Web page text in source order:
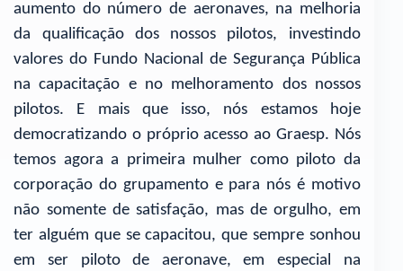
aumento do número de aeronaves, na melhoria
da qualificação dos nossos pilotos, investindo
valores do Fundo Nacional de Segurança Pública
na capacitação e no melhoramento dos nossos
pilotos. E mais que isso, nós estamos hoje
democratizando o próprio acesso ao Graesp. Nós
temos agora a primeira mulher como piloto da
corporação do grupamento e para nós é motivo
não somente de satisfação, mas de orgulho, em
ter alguém que se capacitou, que sempre sonhou
em ser piloto de aeronave, em especial na